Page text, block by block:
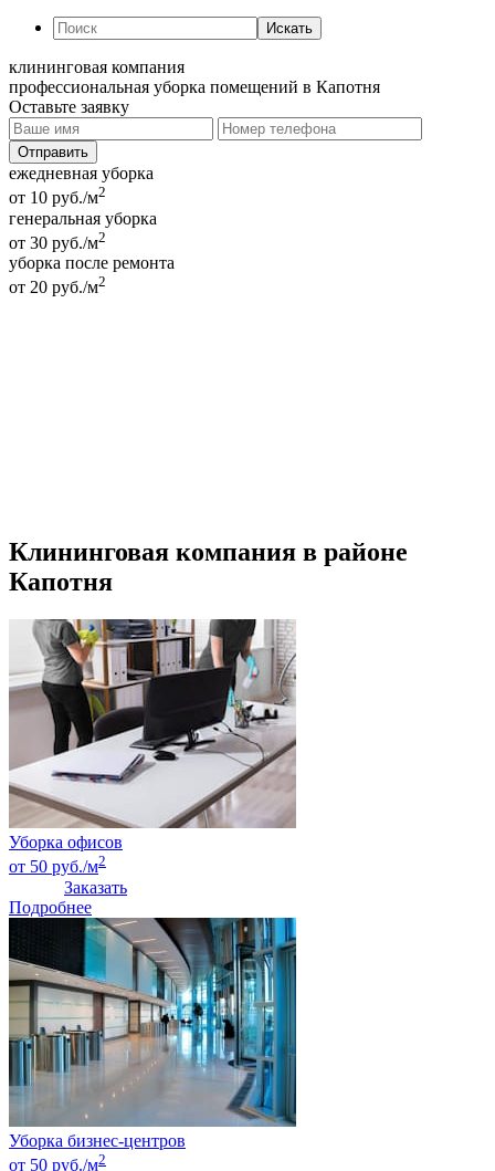
Искать
клининговая компания
профессиональная уборка помещений в Капотня
Оставьте заявку
ежедневная уборка
от 10 руб./м2
генеральная уборка
от 30 руб./м2
уборка после ремонта
от 20 руб./м2
Клининговая компания в районе
Капотня
Уборка офисов
от 50 руб./м2
Заказать
Подробнее
Уборка бизнес-центров
от 50 руб./м2